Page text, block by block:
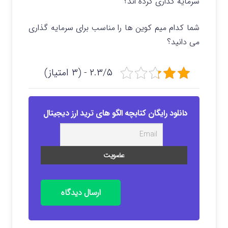
شما کدام میم کوین ها را مناسب برای سرمایه گذاری
می دانید؟
۲.۳/۵ - (۳ امتیاز)
دانلود رایگان کتابچه الگو های ترید ارز دیجیتال
ارسال دیدگاه